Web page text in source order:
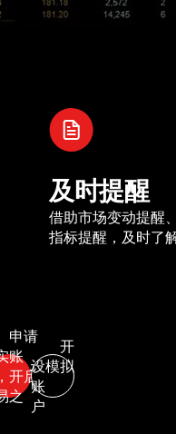
及时提醒
借助市场变动提醒
指标提醒，及时了